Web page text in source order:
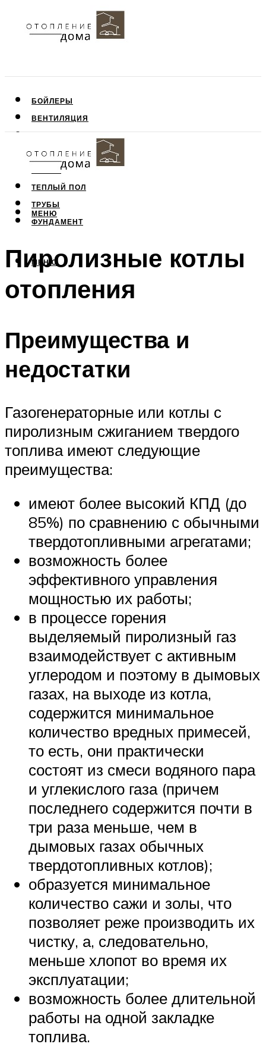
БОЙЛЕРЫ
ВЕНТИЛЯЦИЯ
ПОТОЛОК
СТЕНЫ
ТЕПЛЫЙ ПОЛ
ТРУБЫ
ФУНДАМЕНТ
МЕНЮ
МЕНЮ
Пиролизные котлы
отопления
Преимущества и
недостатки
Газогенераторные или котлы с
пиролизным сжиганием твердого
топлива имеют следующие
преимущества:
имеют более высокий КПД (до
85%) по сравнению с обычными
твердотопливными агрегатами;
возможность более
эффективного управления
мощностью их работы;
в процессе горения
выделяемый пиролизный газ
взаимодействует с активным
углеродом и поэтому в дымовых
газах, на выходе из котла,
содержится минимальное
количество вредных примесей,
то есть, они практически
состоят из смеси водяного пара
и углекислого газа (причем
последнего содержится почти в
три раза меньше, чем в
дымовых газах обычных
твердотопливных котлов);
образуется минимальное
количество сажи и золы, что
позволяет реже производить их
чистку, а, следовательно,
меньше хлопот во время их
эксплуатации;
возможность более длительной
работы на одной закладке
топлива.